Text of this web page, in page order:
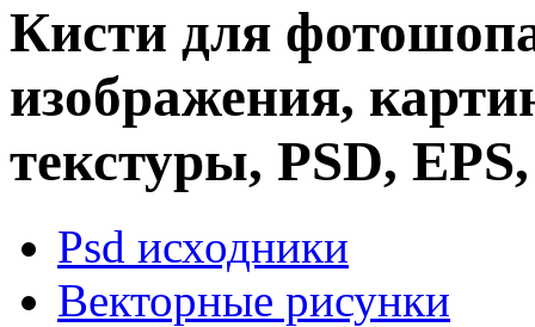
Кисти для
изображения,
текстуры, PSD,
Psd исходники
Векторные рисунки